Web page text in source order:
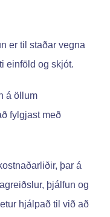
er til staðar vegna
einföld og skjót.
á öllum
fylgjast með
þar á
þjálfun og
hjálpað til við að